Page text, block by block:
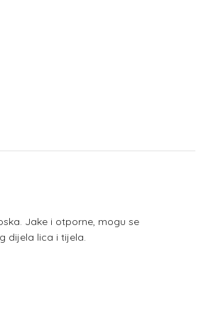
Jake i otporne, mogu se
dijela lica i tijela.